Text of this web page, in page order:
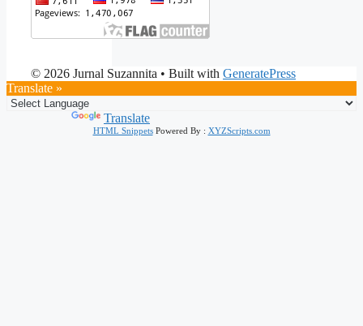
© 2026 Jurnal Suzannita • Built with GeneratePress
Translate »
Translate
HTML SnippetsPowered By : XYZScripts.com